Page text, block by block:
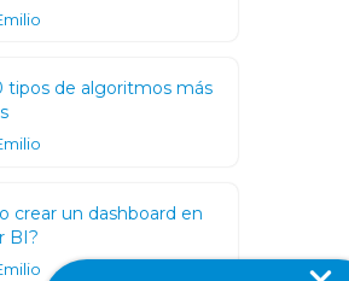
tipos de algoritmos más
crear un dashboard en
BI?